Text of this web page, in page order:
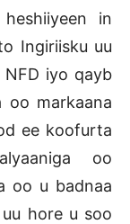
in
Ingiriisku uu
iyo qayb
oo markaana
ee koofurta
oo
oo u badnaa
hore u soo